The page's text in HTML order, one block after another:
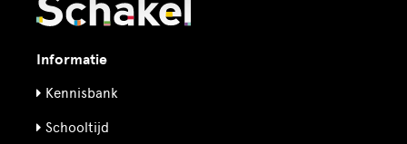
Informatie
Kennisbank
Schooltijd